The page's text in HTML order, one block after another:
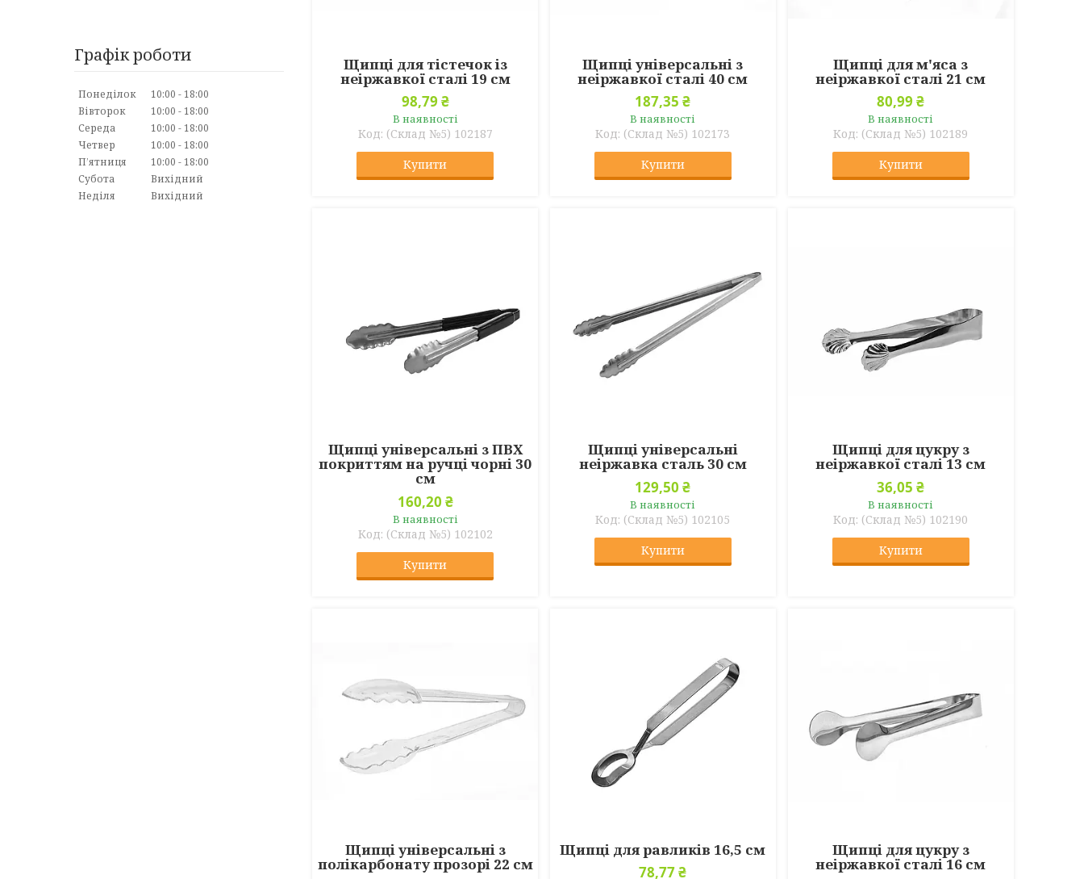
Щипці для тістечок із
неіржавкої сталі 19 см
98,79 ₴
В наявності
(Склад №5) 102187
Купити
Щипці універсальні з
неіржавкої сталі 40 см
187,35 ₴
В наявності
(Склад №5) 102173
Купити
Щипці для м'яса з
неіржавкої сталі 21 см
80,99 ₴
В наявності
(Склад №5) 102189
Купити
Щипці універсальні з ПВХ
покриттям на ручці чорні 30
см
160,20 ₴
В наявності
(Склад №5) 102102
Купити
Щипці універсальні
неіржавка сталь 30 см
129,50 ₴
В наявності
(Склад №5) 102105
Купити
Щипці для цукру з
неіржавкої сталі 13 см
36,05 ₴
В наявності
(Склад №5) 102190
Купити
Щипці універсальні з
полікарбонату прозорі 22 см
Щипці для равликів 16,5 см
78,77 ₴
Щипці для цукру з
неіржавкої сталі 16 см
Графік роботи
Понеділок 10:00
18:00
Вівторок
10:00
18:00
Середа
10:00
18:00
Четвер
10:00
18:00
Пʼятниця
10:00
18:00
Субота
Вихідний
Неділя
Вихідний